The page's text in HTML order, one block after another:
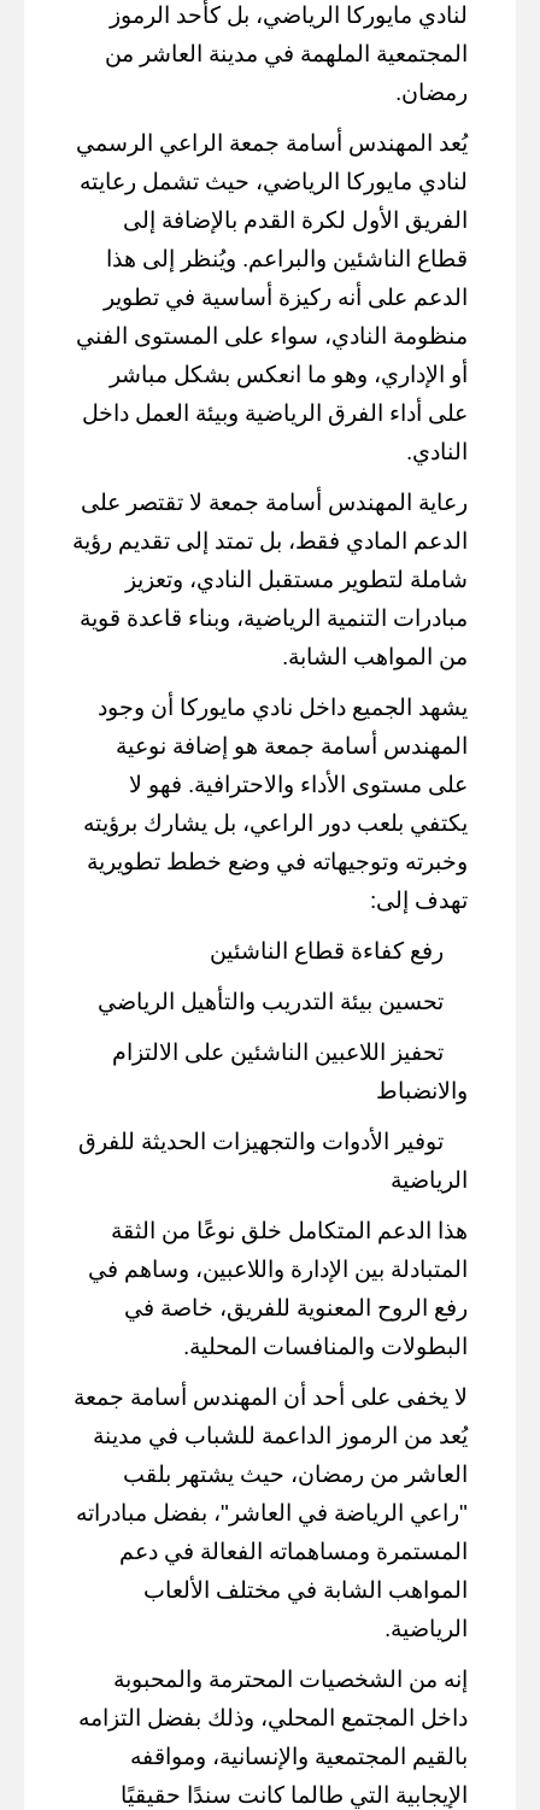
لنادي مايوركا الرياضي، بل كأحد الرموز
المجتمعية الملهمة في مدينة العاشر من
رمضان.
يُعد المهندس أسامة جمعة الراعي الرسمي
لنادي مايوركا الرياضي، حيث تشمل رعايته
الفريق الأول لكرة القدم بالإضافة إلى
قطاع الناشئين والبراعم. ويُنظر إلى هذا
الدعم على أنه ركيزة أساسية في تطوير
منظومة النادي، سواء على المستوى الفني
أو الإداري، وهو ما انعكس بشكل مباشر
على أداء الفرق الرياضية وبيئة العمل داخل
النادي.
رعاية المهندس أسامة جمعة لا تقتصر على
الدعم المادي فقط، بل تمتد إلى تقديم رؤية
شاملة لتطوير مستقبل النادي، وتعزيز
مبادرات التنمية الرياضية، وبناء قاعدة قوية
من المواهب الشابة.
يشهد الجميع داخل نادي مايوركا أن وجود
المهندس أسامة جمعة هو إضافة نوعية
على مستوى الأداء والاحترافية. فهو لا
يكتفي بلعب دور الراعي، بل يشارك برؤيته
وخبرته وتوجيهاته في وضع خطط تطويرية
تهدف إلى:
رفع كفاءة قطاع الناشئين
تحسين بيئة التدريب والتأهيل الرياضي
تحفيز اللاعبين الناشئين على الالتزام
والانضباط
توفير الأدوات والتجهيزات الحديثة للفرق
الرياضية
هذا الدعم المتكامل خلق نوعًا من الثقة
المتبادلة بين الإدارة واللاعبين، وساهم في
رفع الروح المعنوية للفريق، خاصة في
البطولات والمنافسات المحلية.
لا يخفى على أحد أن المهندس أسامة جمعة
يُعد من الرموز الداعمة للشباب في مدينة
العاشر من رمضان، حيث يشتهر بلقب
"راعي الرياضة في العاشر"، بفضل مبادراته
المستمرة ومساهماته الفعالة في دعم
المواهب الشابة في مختلف الألعاب
الرياضية.
إنه من الشخصيات المحترمة والمحبوبة
داخل المجتمع المحلي، وذلك بفضل التزامه
بالقيم المجتمعية والإنسانية، ومواقفه
الإيجابية التي طالما كانت سندًا حقيقيًا